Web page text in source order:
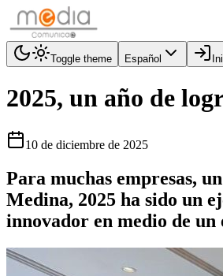
Toggle theme Español
2025, un año de
10 de diciembre de 2025
Para muchas empresas,
Medina, 2025 ha sido un
innovador en medio de